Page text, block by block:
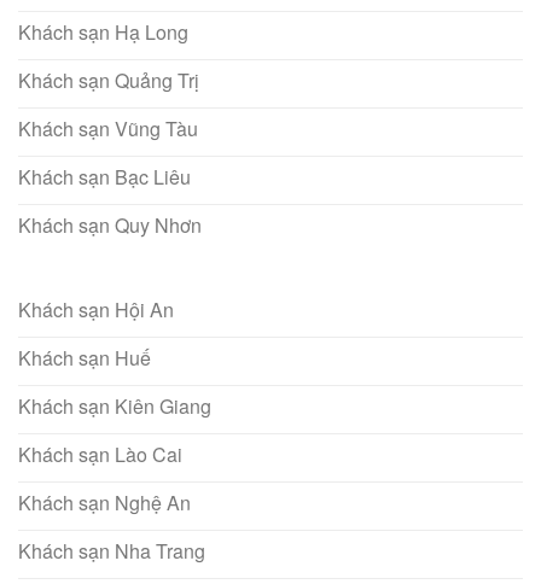
Khách sạn Hạ Long
Khách sạn Quảng Trị
Khách sạn Vũng Tàu
Khách sạn Bạc Liêu
Khách sạn Quy Nhơn
Khách sạn Hội An
Khách sạn Huế
Khách sạn Kiên Giang
Khách sạn Lào Cai
Khách sạn Nghệ An
Khách sạn Nha Trang